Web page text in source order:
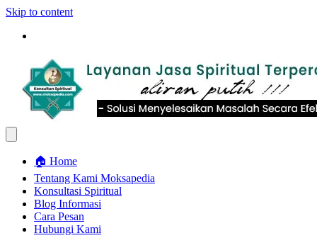
Skip to content
🏠 Home
Tentang Kami Moksapedia
Konsultasi Spiritual
Blog Informasi
Cara Pesan
Hubungi Kami